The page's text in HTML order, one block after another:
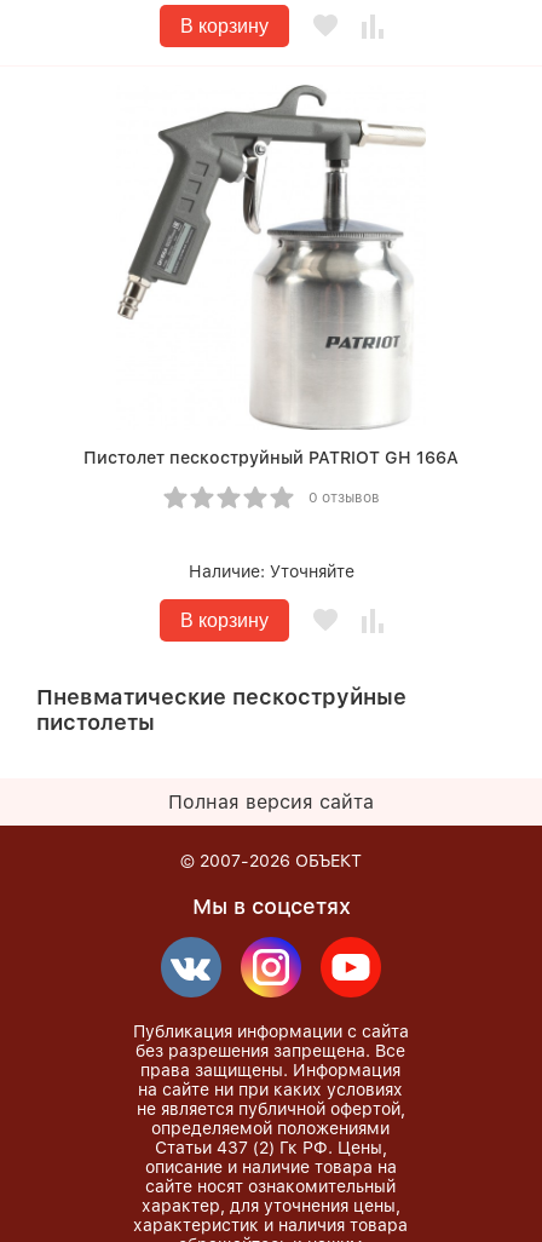
В корзину
Пистолет пескоструйный PATRIOT GH 166А
0 отзывов
Наличие: Уточняйте
В корзину
Пневматические пескоструйные
пистолеты
Полная версия сайта
© 2007-2026 ОБЪЕКТ
Мы в соцсетях
Публикация информации с сайта
без разрешения запрещена. Все
права защищены. Информация
на сайте ни при каких условиях
не является публичной офертой,
определяемой положениями
Статьи 437 (2) Гк РФ. Цены,
описание и наличие товара на
сайте носят ознакомительный
характер, для уточнения цены,
характеристик и наличия товара